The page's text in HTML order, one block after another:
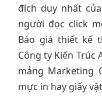
đích duy nhất
người đọc click
Báo giá thiết kế
Công ty Kiến Trúc
mảng Marketing
mực in hay giấy